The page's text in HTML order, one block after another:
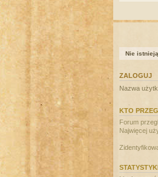
Nie
ZALOGUJ
Nazwa
KTO
Forum
Najwięcej